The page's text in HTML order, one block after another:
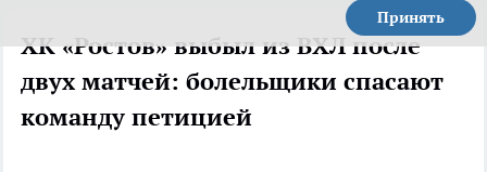
Принять
ХК «Ростов» выбыл из ВХЛ после
двух матчей: болельщики спасают
команду петицией